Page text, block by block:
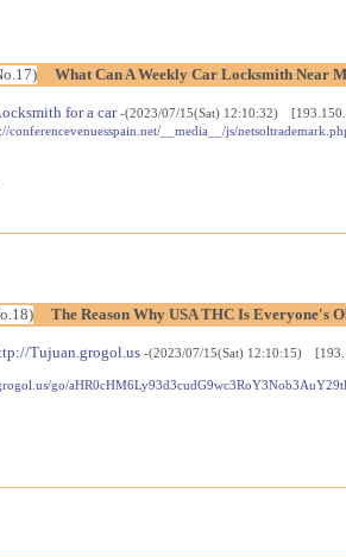
What Can A Weekly Car Locksmith Near
for a car -(2023/07/15(Sat) 12:10:32)
conferencevenuesspain.net/__media__/js/
The Reason Why USA THC Is Everyone's
Tujuan.grogol.us -(2023/07/15(Sat) 12:10:15)
go/